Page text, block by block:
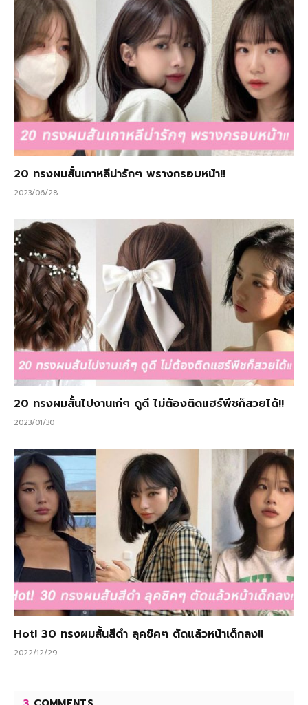
20 ทรงผมสั้นเกาหลีน่ารักๆ พรางกรอบหน้า!!
2023/06/28
20 ทรงผมสั้นไปงานเก๋ๆ ดูดี ไม่ต้องติดแฮร์พีชก็สวยได้!!
2023/01/30
Hot! 30 ทรงผมสั้นสีดำ ลุคชิคๆ ตัดแล้วหน้าเด็กลง!!
2022/12/29